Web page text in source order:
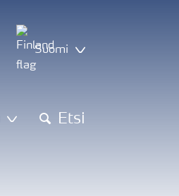
Suomi
Etsi